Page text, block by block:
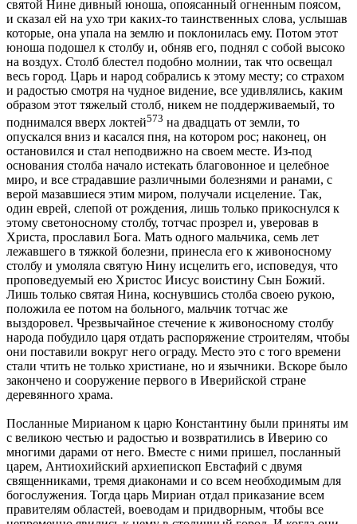
святой Нине дивный юноша, опоясанный огненным поясом,
и сказал ей на ухо три каких-то таинственных слова, услышав
которые, она упала на землю и поклонилась ему. Потом этот
юноша подошел к столбу и, обняв его, поднял с собой высоко
на воздух. Столб блестел подобно молнии, так что освещал
весь город. Царь и народ собрались к этому месту; со страхом
и радостью смотря на чудное видение, все удивлялись, каким
образом этот тяжелый столб, никем не поддерживаемый, то
поднимался вверх локтей573 на двадцать от земли, то
опускался вниз и касался пня, на котором рос; наконец, он
остановился и стал неподвижно на своем месте. Из-под
основания столба начало истекать благовонное и целебное
миро, и все страдавшие различными болезнями и ранами, с
верой мазавшиеся этим миром, получали исцеление. Так,
один еврей, слепой от рождения, лишь только прикоснулся к
этому светоносному столбу, тотчас прозрел и, уверовав в
Христа, прославил Бога. Мать одного мальчика, семь лет
лежавшего в тяжкой болезни, принесла его к живоносному
столбу и умоляла святую Нину исцелить его, исповедуя, что
проповедуемый ею Христос Иисус воистину Сын Божий.
Лишь только святая Нина, коснувшись столба своею рукою,
положила ее потом на больного, мальчик тотчас же
выздоровел. Чрезвычайное стечение к живоносному столбу
народа побудило царя отдать распоряжение строителям, чтобы
они поставили вокруг него ограду. Место это с того времени
стали чтить не только христиане, но и язычники. Вскоре было
закончено и сооружение первого в Иверийской стране
деревянного храма.
Посланные Мирианом к царю Константину были приняты им
с великою честью и радостью и возвратились в Иверию со
многими дарами от него. Вместе с ними пришел, посланный
царем, Антиохийский архиепископ Евстафий с двумя
священниками, тремя диаконами и со всем необходимым для
богослужения. Тогда царь Мириан отдал приказание всем
правителям областей, воеводам и придворным, чтобы все